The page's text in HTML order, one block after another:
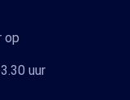
op
uur